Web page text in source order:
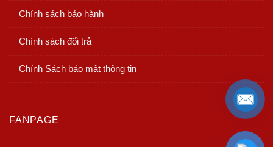
Chính sách bảo hành
Chính sách đổi trả
Chính Sách bảo mật thông tin
FANPAGE